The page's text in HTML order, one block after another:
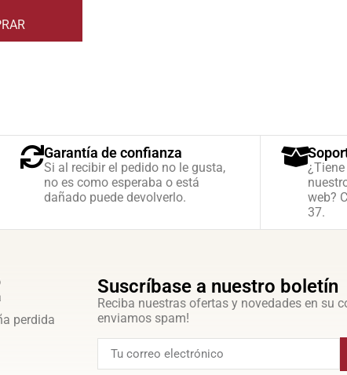
Garantía de confianza
Si al recibir el pedido no le gusta,
no es como esperaba o está
dañado puede devolverlo.
web?
37.
perdida
Suscríbase a nuestro boletín
Reciba nuestras ofertas y novedades en su
enviamos spam!